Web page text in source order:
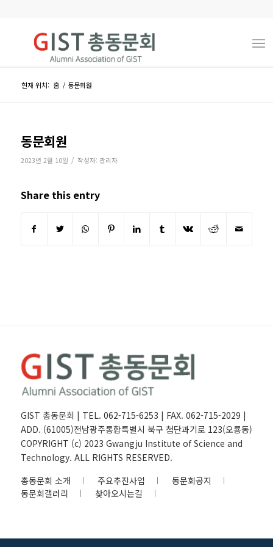
현재 위치: 홈 / 동문회원
동문회원
2023년 2월 10일 / 작성자: 관리자
Share this entry
GIST 총동문회 | TEL. 062-715-6253 | FAX. 062-715-2029 |
ADD. (61005)전남광주통합특별시 북구 첨단과기로 123(오룡동)
COPYRIGHT (c) 2023 Gwangju Institute of Science and
Technology. ALL RIGHTS RESERVED.
총동문회 소개
주요추진사업
동문회공지
동문회갤러리
찾아오시는길